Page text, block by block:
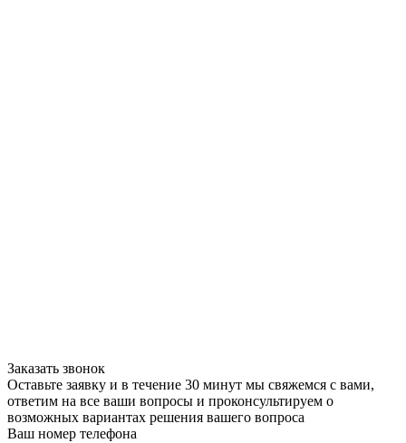
Заказать звонок
Оставьте заявку и в течение 30 минут мы свяжемся с вами,
ответим на все ваши вопросы и проконсультируем о
возможных вариантах решения вашего вопроса
Ваш номер телефона